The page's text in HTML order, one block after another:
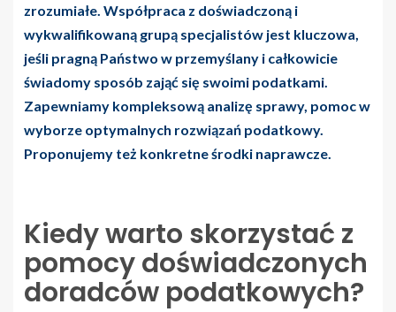
zrozumiałe. Współpraca z doświadczoną i
wykwalifikowaną grupą specjalistów jest kluczowa,
jeśli pragną Państwo w przemyślany i całkowicie
świadomy sposób zająć się swoimi podatkami.
Zapewniamy kompleksową analizę sprawy, pomoc w
wyborze optymalnych rozwiązań podatkowy.
Proponujemy też konkretne środki naprawcze.
Kiedy warto skorzystać z
pomocy doświadczonych
doradców podatkowych?